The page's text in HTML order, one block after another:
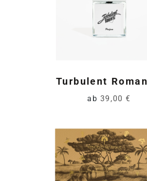
Turbulent
ab 39,00 €